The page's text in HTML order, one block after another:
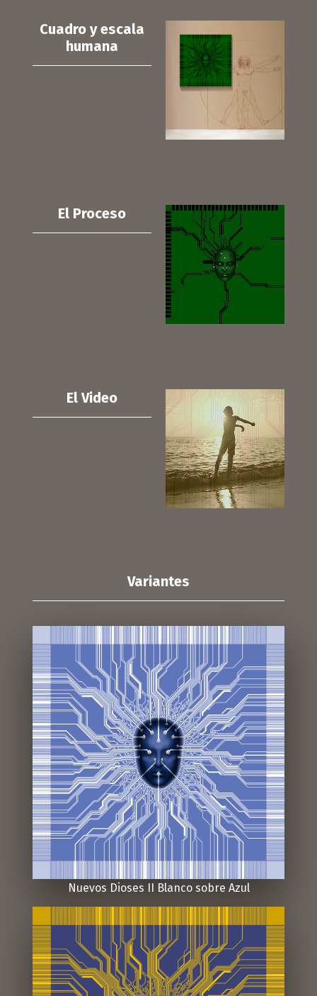
Cuadro y escala
humana
El Proceso
El Video
Variantes
Nuevos Dioses II Blanco sobre Azul